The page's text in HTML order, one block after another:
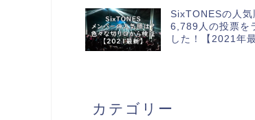
SixTONESの人気
6,789人の投票を
した！【2021年最
カテゴリー